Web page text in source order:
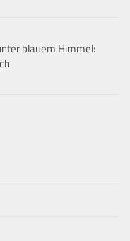
blauem Himmel: